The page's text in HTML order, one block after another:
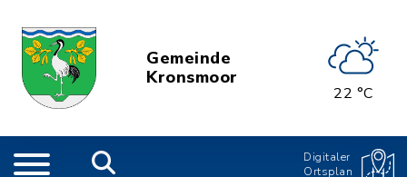
Gemeinde
Kronsmoor
22 °C
Digitaler
Ortsplan